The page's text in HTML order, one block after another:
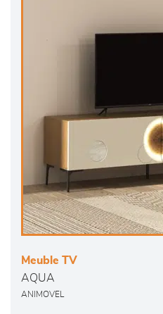
Meuble TV
AQUA
ANIMOVEL